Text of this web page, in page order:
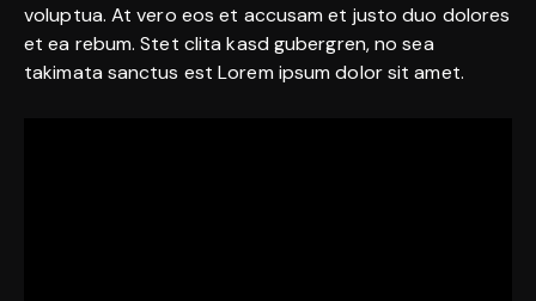
voluptua. At vero eos et accusam et justo duo dolores
et ea rebum. Stet clita kasd gubergren, no sea
takimata sanctus est Lorem ipsum dolor sit amet.